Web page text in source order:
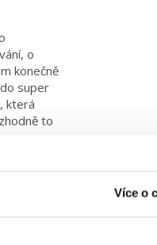
Více o
o
konečně
super
která
to